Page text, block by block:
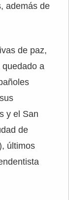
además de
de paz,
a
y el San
de
últimos